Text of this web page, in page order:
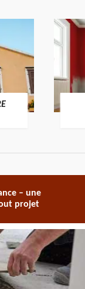
– une
projet